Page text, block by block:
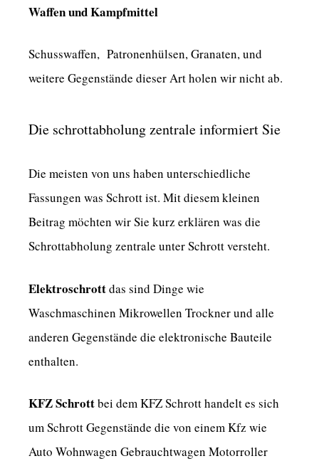
Waffen und Kampfmittel
Schusswaffen, Patronenhülsen, Granaten, und
weitere Gegenstände dieser Art holen wir nicht ab.
Die schrottabholung zentrale informiert Sie
Die meisten von uns haben unterschiedliche
Fassungen was Schrott ist. Mit diesem kleinen
Beitrag möchten wir Sie kurz erklären was die
Schrottabholung zentrale unter Schrott versteht.
Elektroschrottdas sind Dinge wie
Waschmaschinen Mikrowellen Trockner und alle
anderen Gegenstände die elektronische Bauteile
enthalten.
KFZ Schrottbei dem KFZ Schrott handelt es sich
um Schrott Gegenstände die von einem Kfz wie
Auto Wohnwagen Gebrauchtwagen Motorroller